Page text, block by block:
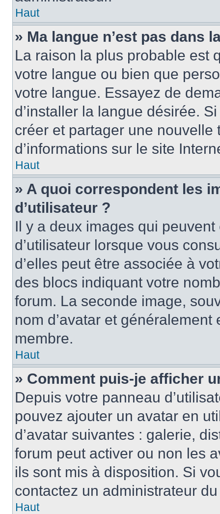
Haut
» Ma langue n’est pas dans
La raison la plus probable est
votre langue ou bien que
votre langue. Essayez de
d’installer la langue désirée.
créer et partager une
d’informations sur le site
Haut
» A quoi correspondent les
d’utilisateur ?
Il y a deux images qui
d’utilisateur lorsque vous
d’elles peut être associée à
des blocs indiquant votre
forum. La seconde image,
nom d’avatar et
membre.
Haut
» Comment puis-je afficher
Depuis votre panneau
pouvez ajouter un avatar en
d’avatar suivantes : galerie,
forum peut activer ou non les
ils sont mis à disposition. Si
contactez un administrateur
Haut